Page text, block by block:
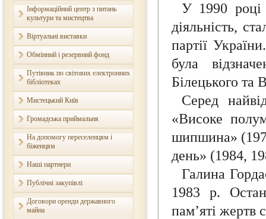
Інформаційний центр з питань
культури та мистецтва
Віртуальні виставки
Обмінний і резервний фонд
Путівник по світових електронних
бібліотеках
Мистецький Київ
Громадська приймальня
На допомогу переселенцям і
біженцям
Наші партнери
Публічні закупівлі
Договори оренди державного
майна
У 1990 році
діяльність,
партії
була
Білецького та
Серед
«Високе
шипшина»
день» (1984,
Галина
1983 р.
пам’яті жертв